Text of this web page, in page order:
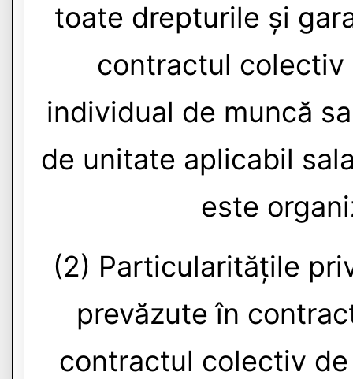
toate drepturile și
contractul colectiv
individual de muncă
de unitate aplicabil
este
(2) Particularitățile
prevăzute în
contractul colectiv